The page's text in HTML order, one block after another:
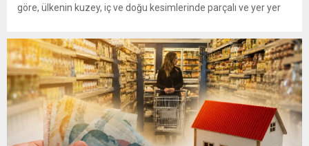
göre, ülkenin kuzey, iç ve doğu kesimlerinde parçalı ve yer yer
Kars ve Van olmak üzere toplam 12 ilde yerel...